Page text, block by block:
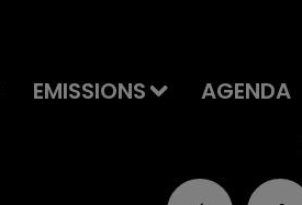
EMISSIONS AGENDA